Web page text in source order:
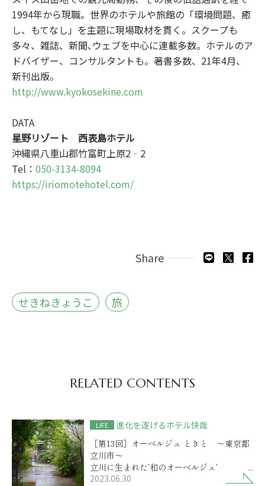
1994年から現職。世界のホテルや旅館の「環境問題、癒
し、もてなし」を主題に現場取材を貫く。スクープも
多々、雑誌、新聞､ウェブを中心に連載多数。ホテルのア
ドバイザー、コンサルタントも。著書多数、21年4月、
新刊出版。
http://www.kyokosekine.com
DATA
星野リゾート 西表島ホテル
沖縄県八重山郡竹富町上原2‐2
Tel： 050-3134-8094
https://iriomotehotel.com/
Share
せきねきょうこ 旅
RELATED CONTENTS
LIFE
進化を遂げるホテル快哉
［第13回］オーベルジュ ときと ～東京都
立川市～
立川に生まれた‘和のオーベルジュ’
食も宿も伝統と新しさが巧みに融合
2023.06.30